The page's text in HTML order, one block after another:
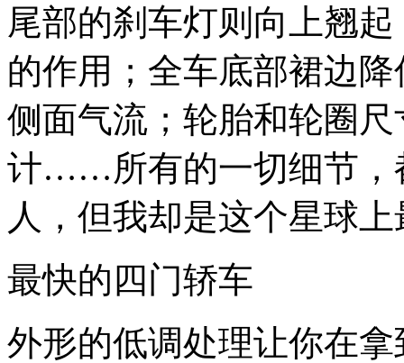
尾部的刹车灯则向上翘
的作用；全车底部裙边
侧面气流；轮胎和轮圈
计……所有的一切细节，
人，但我却是这个星球
最快的四门轿车
外形的低调处理让你在